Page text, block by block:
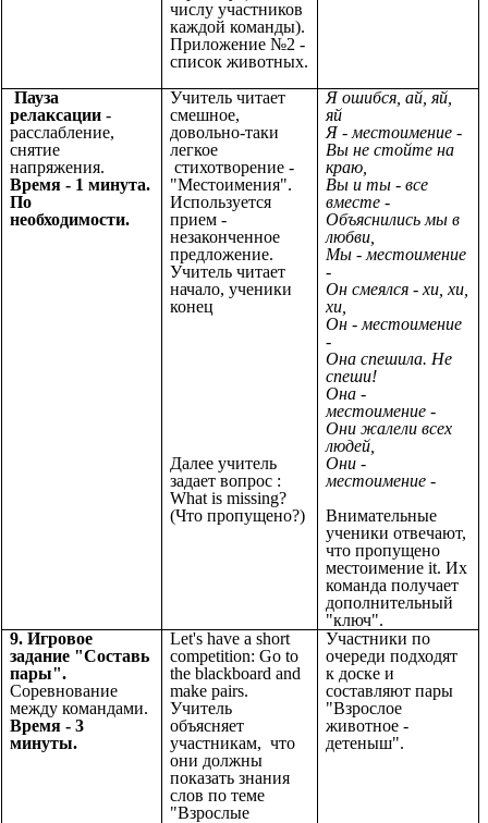
числу участников
каждой команды).
Приложение №2 -
список животных.
Пауза
релаксации -
расслабление,
снятие
напряжения.
Время - 1 минута.
По
необходимости.
Учитель читает
смешное,
довольно-таки
легкое
стихотворение -
"Местоимения".
Используется
прием -
незаконченное
предложение.
Учитель читает
начало, ученики
конец
Далее учитель
задает вопрос :
What is missing?
(Что пропущено?)
Я ошибся, ай, яй,
яй
Я - местоимение -
Вы не стойте на
краю,
Вы и ты - все
вместе -
Объяснились мы в
любви,
Мы - местоимение
-
Он смеялся - хи, хи,
хи,
Он - местоимение
-
Она спешила. Не
спеши!
Она -
местоимение -
Они жалели всех
людей,
Они -
местоимение -
Внимательные
ученики отвечают,
что пропущено
местоимение it. Их
команда получает
дополнительный
"ключ".
9. Игровое
задание "Составь
пары".
Соревнование
между командами.
Время - 3
минуты.
Let's have a short
competition: Go to
the blackboard and
make pairs.
Учитель
объясняет
участникам, что
они должны
показать знания
слов по теме
"Взрослые
Участники по
очереди подходят
к доске и
составляют пары
"Взрослое
животное -
детеныш".